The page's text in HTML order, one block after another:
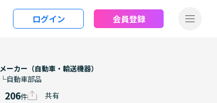
ログイン 会員登録
メーカー（自動車・輸送機器）
└自動車部品
206件 共有